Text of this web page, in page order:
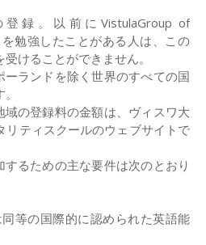
録。以前にVistulaGroup of
勉強したことがある人は、この
けることができません。
ランドを除く世界のすべての国
の登録料の金額は、ヴィスワ大
リティスクールのウェブサイトで
るための主な要件は次のとおり
等の国際的に認められた英語能